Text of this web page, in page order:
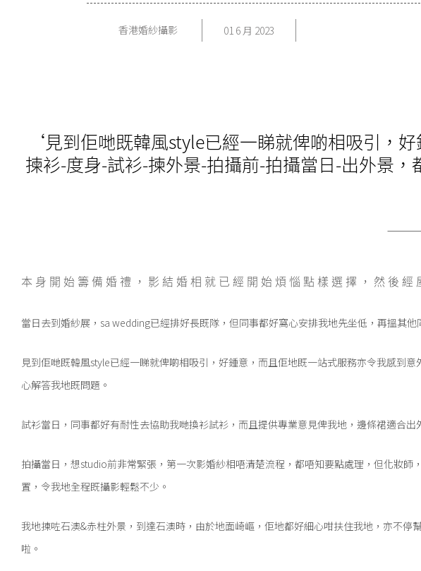
香港婚紗攝影 01 6 月 2023
‘見到佢哋既韓風style已經一睇就俾啲相吸引，
揀衫-度身-試衫-揀外景-拍攝前-拍攝當日-出外景
本身開始籌備婚禮，影結婚相就已經開始煩惱點樣選擇，然後
當日去到婚紗展，sa wedding已經排好長既隊，但同事都好窩心安排我地先坐低，再搵其他
見到佢哋既韓風style已經一睇就俾啲相吸引，好鍾意，而且佢地既一站式服務亦令我感到
心解答我地既問題。
試衫當日，同事都好有耐性去協助我哋換衫試衫，而且提供專業意見俾我地，邊條裙適合出
拍攝當日，想studio前非常緊張，第一次影婚紗相唔清楚流程，都唔知要點處理，但化妝
置，令我地全程既攝影輕鬆不少。
我地揀咗石澳&赤柱外景，到達石澳時，由於地面崎嶇，佢地都好細心咁扶住我地，亦不
啦。